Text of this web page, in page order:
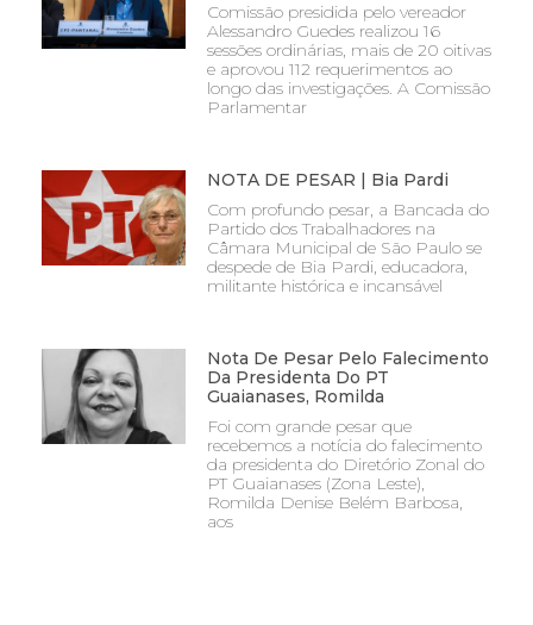
Comissão presidida pelo vereador
Alessandro Guedes realizou 16
sessões ordinárias, mais de 20 oitivas
e aprovou 112 requerimentos ao
longo das investigações. A Comissão
Parlamentar
NOTA DE PESAR | Bia Pardi
Com profundo pesar, a Bancada do
Partido dos Trabalhadores na
Câmara Municipal de São Paulo se
despede de Bia Pardi, educadora,
militante histórica e incansável
Nota De Pesar Pelo Falecimento
Da Presidenta Do PT
Guaianases, Romilda
Foi com grande pesar que
recebemos a notícia do falecimento
da presidenta do Diretório Zonal do
PT Guaianases (Zona Leste),
Romilda Denise Belém Barbosa,
aos